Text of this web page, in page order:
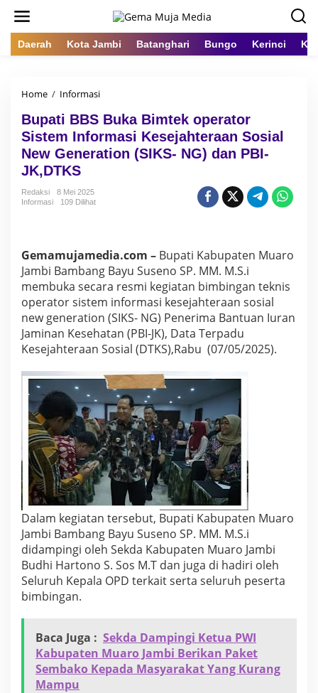
Daerah Kota Jambi Batanghari Bungo Kerinci
Home / Informasi
a
t
i
B
i
m
t
k
o
p
r
t
r
S
i
s
t
m
I
n
f
o
m
K
e
s
e
Bupati BBS Buka Bimtek operator
Sistem Informasi Kesejahteraan Sosial
New Generation (SIKS- NG) dan PBI-
JK,DTKS
Redaksi
8 Mei 2025
Informasi
109 Dilihat
Gemamujamedia.com – Bupati Kabupaten Muaro
Jambi Bambang Bayu Suseno SP. MM. M.S.i
membuka secara resmi kegiatan bimbingan teknis
operator sistem informasi kesejahteraan sosial
new generation (SIKS- NG) Penerima Bantuan Iuran
Jaminan Kesehatan (PBI-JK), Data Terpadu
Kesejahteraan Sosial (DTKS),Rabu (07/05/2025).
Dalam kegiatan tersebut, Bupati Kabupaten Muaro
Jambi Bambang Bayu Suseno SP. MM. M.S.i
didampingi oleh Sekda Kabupaten Muaro Jambi
Budhi Hartono S. Sos M.T dan juga di hadiri oleh
Seluruh Kepala OPD terkait serta seluruh peserta
bimbingan.
Baca Juga : Sekda Dampingi Ketua PWI
Kabupaten Muaro Jambi Berikan Paket
Sembako Kepada Masyarakat Yang Kurang
Mampu